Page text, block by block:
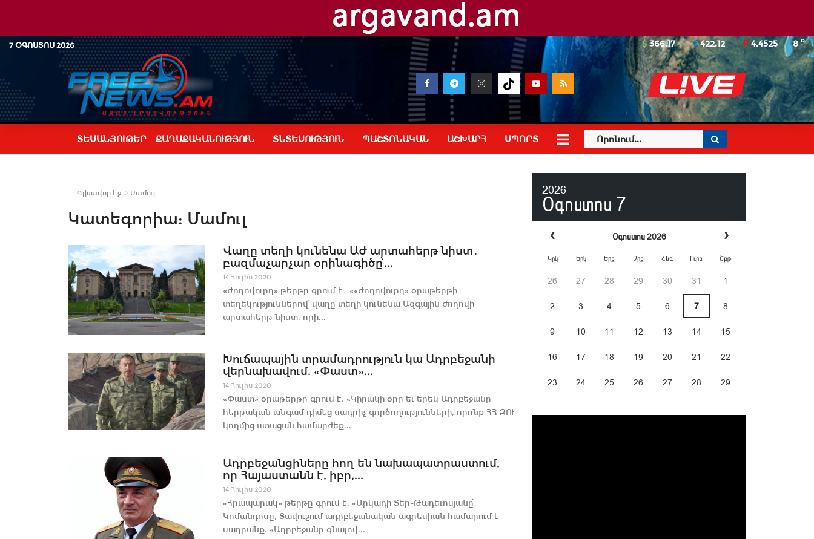
7 ՕԳՈՍՏՈՍ 2026 8o
366.17 422.12 4.4525
ՏԵՍԱՆՅՈՒԹԵՐ ՔԱՂԱՔԱԿԱՆՈՒԹՅՈՒՆ ՏՆՏԵՍՈՒԹՅՈՒՆ ՊԱՇՏՈՆԱԿԱՆ ԱՇԽԱՐՀ ՍՊՈՐՏ
Գլխավոր Էջ Մամուլ
Կատեգորիա: Մամուլ
Վաղը տեղի կունենա ԱԺ արտահերթ նիստ․
բազմաչարչար օրինագիծը՝...
14 Հուլիս 2020
«Ժողովուրդ» թերթը գրում է․ ««Ժողովուրդ» օրաթերթի
տեղեկություններով՝ վաղը տեղի կունենա Ազգային ժողովի
արտահերթ նիստ, որի...
Խուճապային տրամադրություն կա Ադրբեջանի
վերնախավում. «Փաստ»...
14 Հուլիս 2020
«Փաստ» օրաթերթը գրում է. «Կիրակի օրը եւ երեկ Ադրբեջանը
հերթական անգամ դիմեց սադրիչ գործողությունների, որոնք ՀՀ ԶՈՒ
կողմից ստացան համարժեք...
Ադրբեջանցիները հող են նախապատրաստում,
որ Հայաստանն է, իբր,...
14 Հուլիս 2020
«Հրապարակ» թերթը գրում է. «Արկադի Տեր-Թադեւոսյանը՝
Կոմանդոսը, Տավուշում ադրբեջանական ագրեսիան համարում է
սադրանք. «Ադրբեջանը գնալով...
2026
Օգոստոս 7
‹ Օգոստոս 2026 ›
Կրկ Երկ Երք Չրք Հնգ Ուրբ Շբթ
26 27 28 29 30 31 1
2 3 4 5 6 7 8
9 10 11 12 13 14 15
16 17 18 19 20 21 22
23 24 25 26 27 28 29